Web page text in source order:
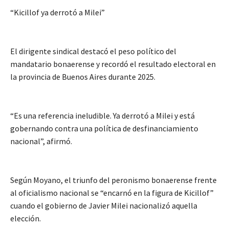
“Kicillof ya derrotó a Milei”
El dirigente sindical destacó el peso político del
mandatario bonaerense y recordó el resultado electoral en
la provincia de Buenos Aires durante 2025.
“Es una referencia ineludible. Ya derrotó a Milei y está
gobernando contra una política de desfinanciamiento
nacional”, afirmó.
Según Moyano, el triunfo del peronismo bonaerense frente
al oficialismo nacional se “encarnó en la figura de Kicillof”
cuando el gobierno de Javier Milei nacionalizó aquella
elección.